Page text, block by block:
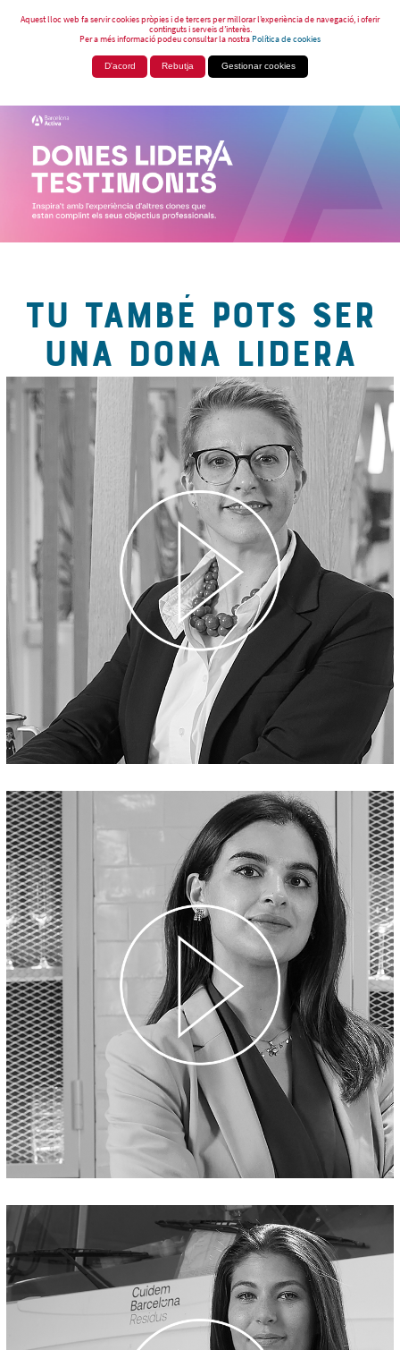
Aquest lloc web fa servir cookies pròpies i de tercers per millorar l’experiència de navegació, i oferir
continguts i serveis d’interès.
Per a més informació podeu consultar la nostraPolítica de cookies
D'acord Rebutja Gestionar cookies
TU TAMBÉ POTS SER
UNA DONA LIDERA